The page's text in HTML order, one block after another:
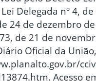
Delegada nº 4,
24 de dezembro
de 21 de
Oficial da
Acesso